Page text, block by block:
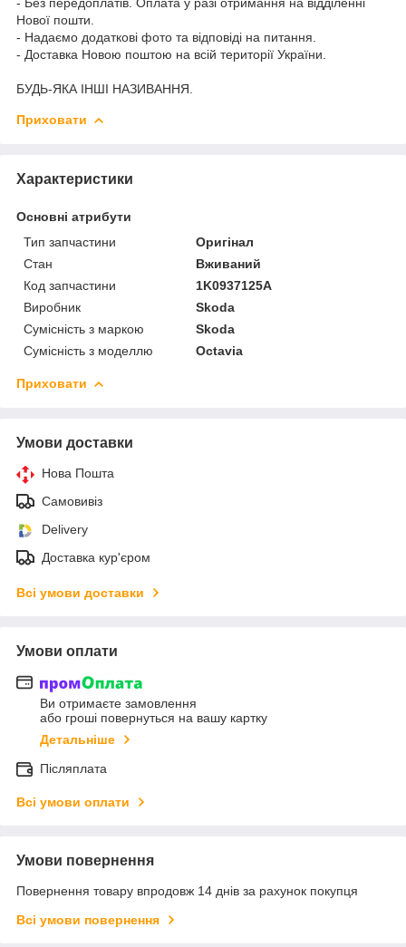
Нової пошти.
- Надаємо додаткові фото та відповіді на питання.
- Доставка Новою поштою на всій території України.
БУДЬ-ЯКА ІНШІ НАЗИВАННЯ.
Приховати
Характеристики
Основні атрибути
Тип запчастини
Оригінал
Стан
Вживаний
Код запчастини
1K0937125A
Виробник
Skoda
Сумісність з маркою
Skoda
Сумісність з моделлю
Octavia
Приховати
Умови доставки
Нова Пошта
Самовивіз
Delivery
Доставка кур'єром
Всі умови доставки
Умови оплати
Ви отримаєте замовлення
або гроші повернуться на вашу картку
Детальніше
Післяплата
Всі умови оплати
Умови повернення
Повернення товару впродовж 14 днів за рахунок покупця
Всі умови повернення